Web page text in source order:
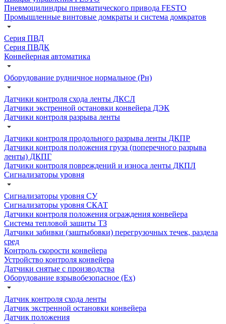
Пневмоцилиндры пневматического привода FESTO
Промышленные винтовые домкраты и система домкратов
Серия ПВД
Серия ПВДК
Конвейерная автоматика
Оборудование рудничное нормальное (Рн)
Датчики контроля схода ленты ДКСЛ
Датчики экстренной остановки конвейера ДЭК
Датчики контроля разрыва ленты
Датчики контроля продольного разрыва ленты ДКПР
Датчики контроля положения груза (поперечного разрыва
ленты) ДКПГ
Датчики контроля повреждений и износа ленты ДКПЛ
Сигнализаторы уровня
Сигнализаторы уровня СУ
Сигнализаторы уровня СКАТ
Датчики контроля положения ограждения конвейера
Система тепловой защиты ТЗ
Датчики забивки (заштыбовки) перегрузочных течек, раздела
сред
Контроль скорости конвейера
Устройство контроля конвейера
Датчики снятые с производства
Оборудование взрывобезопасное (Ex)
Датчик контроля схода ленты
Датчик экстренной остановки конвейера
Датчик положения